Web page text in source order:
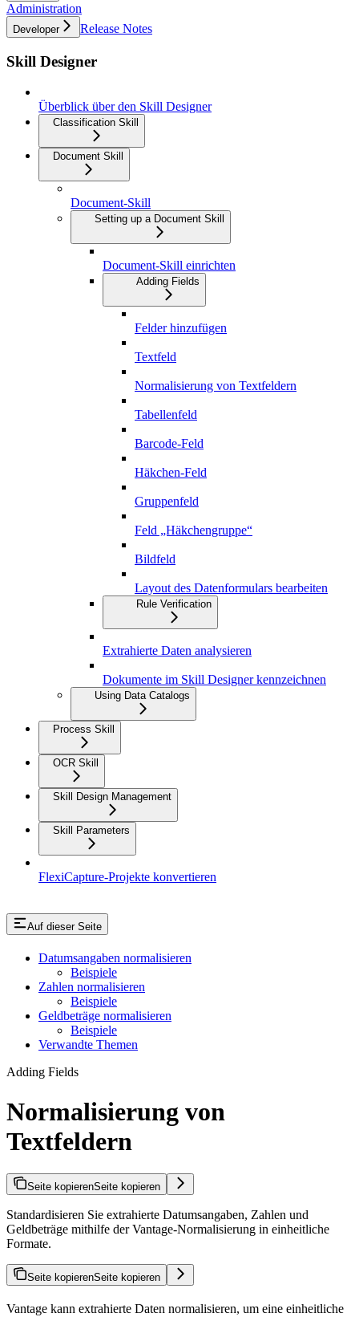
Administration
Developer Release Notes
Skill Designer
Überblick über den Skill Designer
Classification Skill
Document Skill
Document-Skill
Setting up a Document Skill
Document-Skill einrichten
Adding Fields
Felder hinzufügen
Textfeld
Normalisierung von Textfeldern
Tabellenfeld
Barcode-Feld
Häkchen-Feld
Gruppenfeld
Feld „Häkchengruppe“
Bildfeld
Layout des Datenformulars bearbeiten
Rule Verification
Extrahierte Daten analysieren
Dokumente im Skill Designer kennzeichnen
Using Data Catalogs
Process Skill
OCR Skill
Skill Design Management
Skill Parameters
FlexiCapture-Projekte konvertieren
Auf dieser Seite
Datumsangaben normalisieren
Beispiele
Zahlen normalisieren
Beispiele
Geldbeträge normalisieren
Beispiele
Verwandte Themen
Adding Fields
Normalisierung von
Textfeldern
Seite kopierenSeite kopieren
Standardisieren Sie extrahierte Datumsangaben, Zahlen und
Geldbeträge mithilfe der Vantage-Normalisierung in einheitliche
Formate.
Seite kopierenSeite kopieren
Vantage kann extrahierte Daten normalisieren, um eine einheitliche